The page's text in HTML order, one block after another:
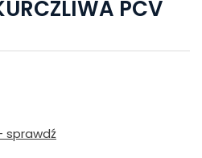
PCV
sprawdź